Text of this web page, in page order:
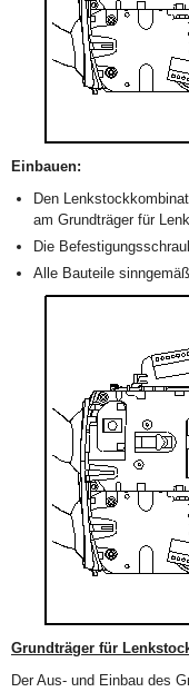
Einbauen:
Den
am Grundträger für
Die
Alle Bauteile
Grundträger für
Der Aus- und Einbau des